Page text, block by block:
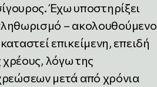
Έχω υποστηρίξει
– ακολουθούμενο
επικείμενη, επειδή
χρέους, λόγω της
μετά από χρόνια